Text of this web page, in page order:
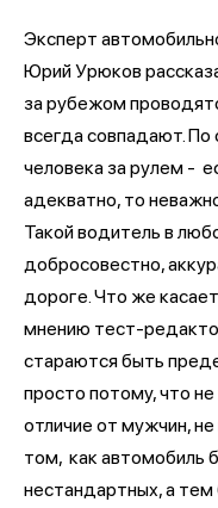
Эксперт
Юрий Урюков
за рубежом
всегда совпадают. По
человека за рулем -
адекватно, то
Такой водитель в
добросовестно,
дороге. Что же
мнению тест-
стараются быть
просто потому, что
отличие от мужчин,
том, как автомобиль
нестандартных, а